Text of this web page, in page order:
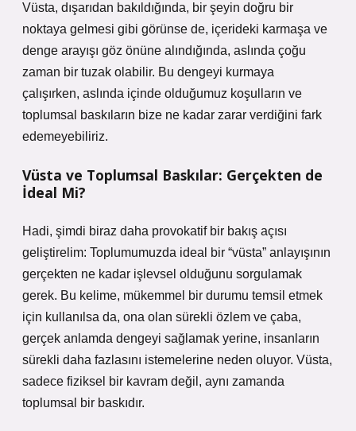
Vüsta, dışarıdan bakıldığında, bir şeyin doğru bir
noktaya gelmesi gibi görünse de, içerideki karmaşa ve
denge arayışı göz önüne alındığında, aslında çoğu
zaman bir tuzak olabilir. Bu dengeyi kurmaya
çalışırken, aslında içinde olduğumuz koşulların ve
toplumsal baskıların bize ne kadar zarar verdiğini fark
edemeyebiliriz.
Vüsta ve Toplumsal Baskılar: Gerçekten de
İdeal Mi?
Hadi, şimdi biraz daha provokatif bir bakış açısı
geliştirelim: Toplumumuzda ideal bir “vüsta” anlayışının
gerçekten ne kadar işlevsel olduğunu sorgulamak
gerek. Bu kelime, mükemmel bir durumu temsil etmek
için kullanılsa da, ona olan sürekli özlem ve çaba,
gerçek anlamda dengeyi sağlamak yerine, insanların
sürekli daha fazlasını istemelerine neden oluyor. Vüsta,
sadece fiziksel bir kavram değil, aynı zamanda
toplumsal bir baskıdır.